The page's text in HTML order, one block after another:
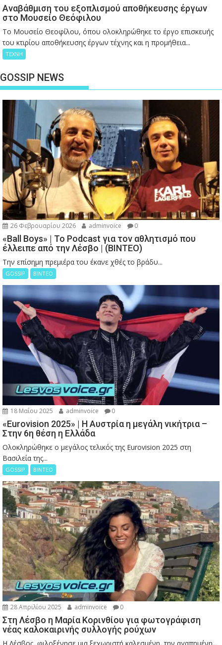
Αναβάθμιση του εξοπλισμού αποθήκευσης έργων
στο Μουσείο Θεόφιλου
Το Μουσείο Θεοφίλου, όπου ολοκληρώθηκε το έργο επισκευής
του κτιρίου αποθήκευσης έργων τέχνης και η προμήθεια...
ΤΕΧΝΗ
GOSSIP NEWS
26 Φεβρουαρίου 2026 adminvoice 0
«Ball Boys» | Το Podcast για τον αθλητισμό που
έλλειπε από την Λέσβο | (ΒΙΝΤΕΟ)
Την επίσημη πρεμιέρα του έκανε χθές το βράδυ...
GOSSIP ΒΙΝΤΕΟ
18 Μαΐου 2025 adminvoice 0
«Eurovision 2025» | Η Αυστρία η μεγάλη νικήτρια –
Στην 6η θέση η Ελλάδα
Ολοκληρώθηκε ο μεγάλος τελικός της Eurovision 2025 στη
Βασιλεία της...
GOSSIP ΒΙΝΤΕΟ
28 Απριλίου 2025 adminvoice 0
Στη Λέσβο η Μαρία Κορινθίου για φωτογράφιση
νέας καλοκαιρινής συλλογής ρούχων